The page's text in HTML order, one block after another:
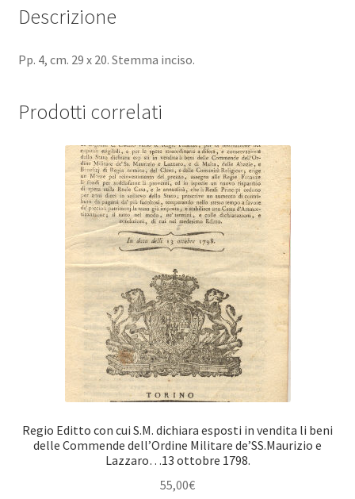
Descrizione
Pp. 4, cm. 29 x 20. Stemma inciso.
Prodotti correlati
Regio Editto con cui S.M. dichiara esposti in vendita li beni
delle Commende dell’Ordine Militare de’SS.Maurizio e
Lazzaro…13 ottobre 1798.
55,00€